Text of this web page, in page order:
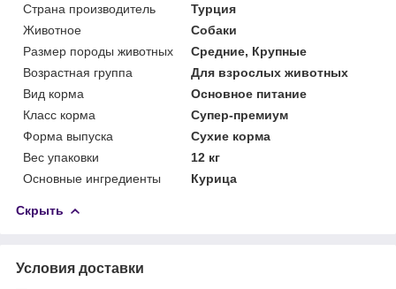
Страна производитель
Турция
Животное
Собаки
Размер породы животных
Средние, Крупные
Возрастная группа
Для взрослых животных
Вид корма
Основное питание
Класс корма
Супер-премиум
Форма выпуска
Сухие корма
Вес упаковки
12 кг
Основные ингредиенты
Курица
Скрыть
Условия доставки